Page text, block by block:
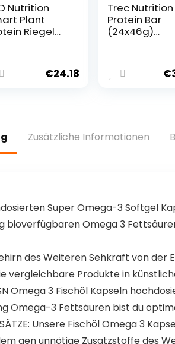
Nutrition
Plant
Riegel
– High
Snack
€24.18
Trec Nutrition
Protein Bar
(24x46g)
€
Zusätzliche Informationen
Super Omega-3 Softgel
Omega 3
des Weiteren Sehkraft von
vergleichbare Produkte in
Omega 3 Fischöl Kapseln
Omega-3 Fettsäuren bist du
Unsere Fischöl Omega 3
gen unnötige Zusatzstoffe des